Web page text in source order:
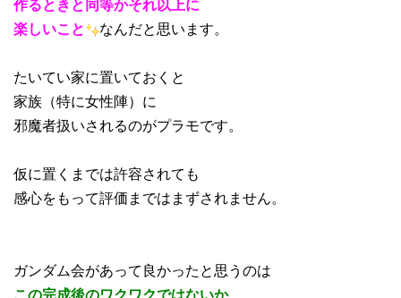
楽しいこと
なんだと思います。
たいてい家に置いておくと
家族（特に女性陣）に
邪魔者扱いされるのがプラモです。
仮に置くまでは許容されても
感心をもって評価まではまずされません。
ガンダム会があって良かったと思うのは
この完成後のワクワクではないか